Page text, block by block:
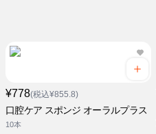
¥778(税込¥855.8)
口腔ケア スポンジ オーラルプラス
10本